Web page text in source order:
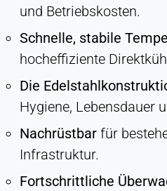
und Betriebskosten.
Schnelle, stabile
hocheffiziente
Die
Hygiene, Lebensdauer
Nachrüstbar für
Infrastruktur.
Fortschrittliche